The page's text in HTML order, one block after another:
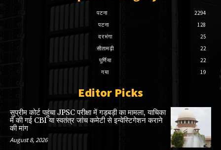
पटना
2294
पटना
128
दरभंगा
25
सीतामढ़ी
22
पूर्णिया
22
गया
19
Editor Picks
सुप्रीम कोर्ट पहुंचा JPSC परीक्षा में गड़बड़ी का मामला, याचिका
में की गई CBI या स्वतंत्र जांच कमेटी से इन्वेस्टिगेशन कराने
की मांग
August 8, 2026